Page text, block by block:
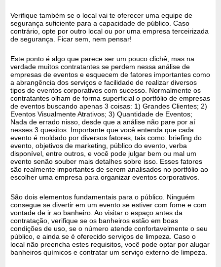
Verifique também se o local vai te oferecer uma equipe de
segurança suficiente para a capacidade de público. Caso
contrário, opte por outro local ou por uma empresa terceirizada
de segurança. Ficar sem, nem pensar!
Este ponto é algo que parece ser um pouco clichê, mas na
verdade muitos contratantes se perdem nessa análise de
empresas de eventos e esquecem de fatores importantes como
a abrangência dos serviços e facilidade de realizar diversos
tipos de eventos corporativos com sucesso. Normalmente os
contratantes olham de forma superficial o portfólio de empresas
de eventos buscando apenas 3 coisas: 1) Grandes Clientes; 2)
Eventos Visualmente Atrativos; 3) Quantidade de Eventos;
Nada de errado nisso, desde que a análise não pare por aí
nesses 3 quesitos. Importante que você entenda que cada
evento é moldado por diversos fatores, tais como: briefing do
evento, objetivos de marketing, público do evento, verba
disponível, entre outros, e você pode julgar bem ou mal um
evento senão souber mais detalhes sobre isso. Esses fatores
são realmente importantes de serem analisados no portfólio ao
escolher uma empresa para organizar eventos corporativos.
São dois elementos fundamentais para o público. Ninguém
consegue se divertir em um evento se estiver com fome e com
vontade de ir ao banheiro. Ao visitar o espaço antes da
contratação, verifique se os banheiros estão em boas
condições de uso, se o número atende confortavelmente o seu
público, e ainda se é oferecido serviços de limpeza. Caso o
local não preencha estes requisitos, você pode optar por alugar
banheiros químicos e contratar um serviço externo de limpeza.